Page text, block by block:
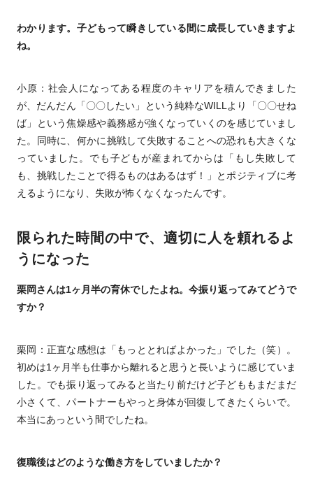
わかります。子どもって瞬きしている間に成長していきますよ
ね。
小原：社会人になってある程度のキャリアを積んできました
が、だんだん「〇〇したい」という純粋なWILLより「〇〇せね
ば」という焦燥感や義務感が強くなっていくのを感じていまし
た。同時に、何かに挑戦して失敗することへの恐れも大きくな
っていました。でも子どもが産まれてからは「もし失敗して
も、挑戦したことで得るものはあるはず！」とポジティブに考
えるようになり、失敗が怖くなくなったんです。
限られた時間の中で、適切に人を頼れるよ
うになった
栗岡さんは1ヶ月半の育休でしたよね。今振り返ってみてどうで
すか？
栗岡：正直な感想は「もっととればよかった」でした（笑）。
初めは1ヶ月半も仕事から離れると思うと長いように感じていま
した。でも振り返ってみると当たり前だけど子どももまだまだ
小さくて、パートナーもやっと身体が回復してきたくらいで。
本当にあっという間でしたね。
復職後はどのような働き方をしていましたか？